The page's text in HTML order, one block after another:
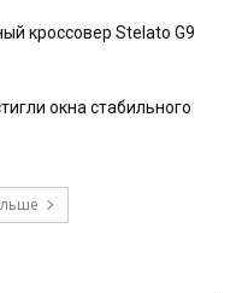
кроссовер Stelato G9
окна стабильного